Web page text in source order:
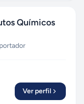
Químicos
Ver perfil